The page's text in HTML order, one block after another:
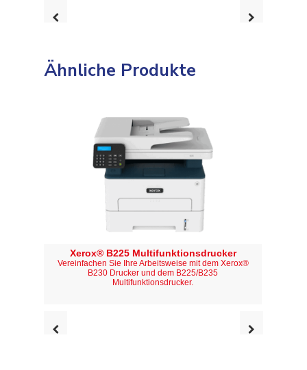
Ähnliche Produkte
Xerox® B225 Multifunktionsdrucker
Vereinfachen Sie Ihre Arbeitsweise mit dem Xerox®
B230 Drucker und dem B225/B235
Multifunktionsdrucker.